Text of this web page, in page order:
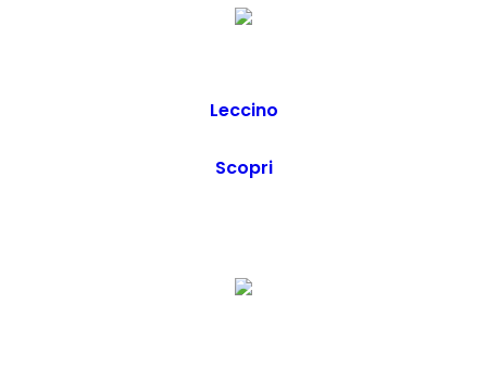
Leccino
Scopri